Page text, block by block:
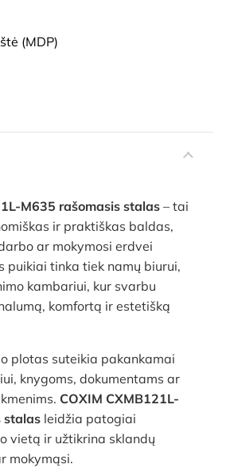
(MDP)
M635 rašomasis stalas – tai
ir praktiškas baldas,
ar mokymosi erdvei
puikiai tinka tiek namų biurui,
kambariui, kur svarbu
komfortą ir estetišką
plotas suteikia pakankamai
knygoms, dokumentams ar
COXIM CXMB121L-
stalas leidžia patogiai
vietą ir užtikrina sklandų
mokymąsi.